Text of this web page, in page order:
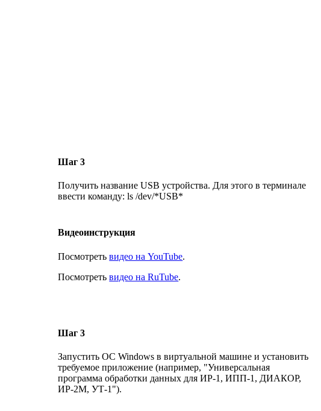
Шаг 3
Получить название USB устройства. Для этого в терминале
ввести команду:ls /dev/*USB*
Видеоинструкция
Посмотретьвидео на YouTube.
Посмотретьвидео на RuTube.
Шаг 3
Запустить ОС Windows в виртуальной машине и установить
требуемое приложение (например, "Универсальная
программа обработки данных для ИР-1, ИПП-1, ДИАКОР,
ИР-2М, УТ-1").